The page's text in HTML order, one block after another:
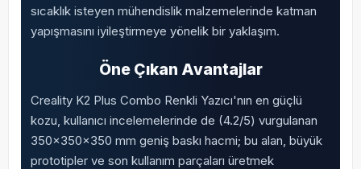
sıcaklık isteyen mühendislik malzemelerinde katman
yapışmasını iyileştirmeye yönelik bir yaklaşım.
Öne Çıkan Avantajlar
Creality K2 Plus Combo Renkli Yazıcı'nın en güçlü
kozu, kullanıcı incelemelerinde de (4.2/5) vurgulanan
350x350x350 mm geniş baskı hacmi; bu alan, büyük
prototipler ve son kullanım parçaları üretmek